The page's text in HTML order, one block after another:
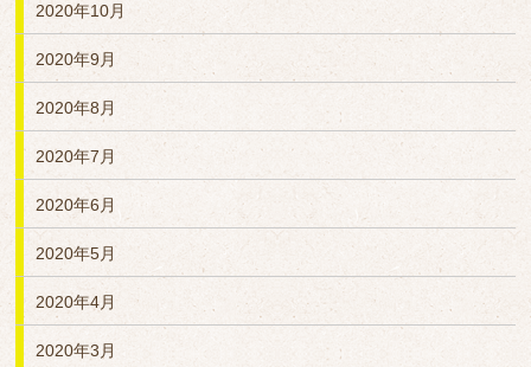
2020年10月
2020年9月
2020年8月
2020年7月
2020年6月
2020年5月
2020年4月
2020年3月